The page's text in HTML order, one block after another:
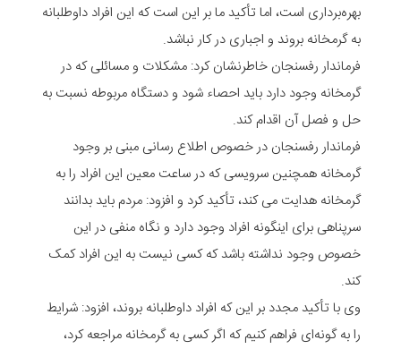
بهره‌برداری است، اما تأکید ما بر این است که این افراد داوطلبانه
به گرمخانه بروند و اجباری در کار نباشد.
فرماندار رفسنجان خاطرنشان کرد: مشکلات و مسائلی که در
گرمخانه وجود دارد باید احصاء شود و دستگاه مربوطه نسبت به
حل و فصل آن اقدام کند.
فرماندار رفسنجان در خصوص اطلاع رسانی مبنی بر وجود
گرمخانه همچنین سرویسی که در ساعت معین این افراد را به
گرمخانه هدایت می کند، تأکید کرد و افزود: مردم باید بدانند
سرپناهی برای اینگونه افراد وجود دارد و نگاه منفی در این
خصوص وجود نداشته باشد که کسی نیست به این افراد کمک
کند.
وی با تأکید مجدد بر این که افراد داوطلبانه بروند، افزود: شرایط
را به گونه‌ای فراهم کنیم که اگر کسی به گرمخانه مراجعه کرد،